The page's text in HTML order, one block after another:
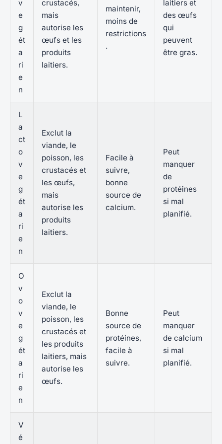
v
e
g
ét
a
ri
e
n
crustacés,
mais
autorise les
œufs et les
produits
laitiers.
maintenir,
moins de
restrictions
.
laitiers et
des œufs
qui
peuvent
être gras.
L
a
ct
o
v
e
g
ét
a
ri
e
n
Exclut la
viande, le
poisson, les
crustacés et
les œufs,
mais
autorise les
produits
laitiers.
Facile à
suivre,
bonne
source de
calcium.
Peut
manquer
de
protéines
si mal
planifié.
O
v
o
v
e
g
ét
a
ri
e
n
Exclut la
viande, le
poisson, les
crustacés et
les produits
laitiers, mais
autorise les
œufs.
Bonne
source de
protéines,
facile à
suivre.
Peut
manquer
de calcium
si mal
planifié.
V
é